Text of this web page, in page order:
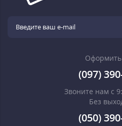
Оформить
(097)
Звоните нам с
Без
(050)